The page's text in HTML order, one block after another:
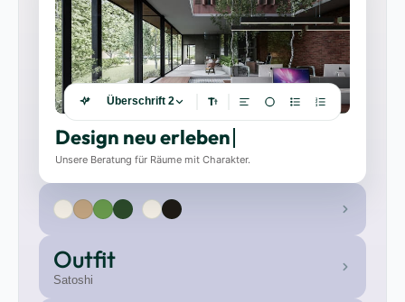
Überschrift 2 Tt
1
2
3
Design neu erleben
Unsere Beratung für Räume mit Charakter.
Outfit
Satoshi